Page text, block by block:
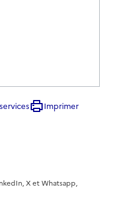
Imprimer
X et Whatsapp,